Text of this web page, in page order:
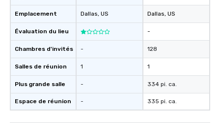
Emplacement
Évaluation du lieu
Chambres d'invités
Salles de réunion
Plus grande salle
Espace de réunion
Dallas, US
-
1
-
-
Dallas, US
-
128
1
334 pi. ca.
335 pi. ca.